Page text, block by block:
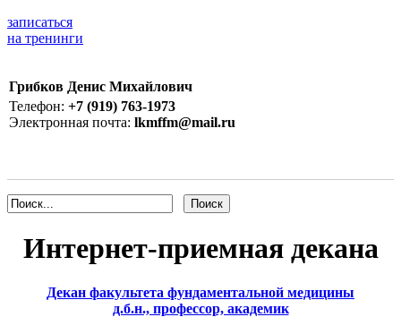
записаться
на тренинги
Грибков Денис Михайлович
Телефон: +7 (919) 763-1973
Электронная почта: lkmffm@mail.ru
Интернет-приемная декана
Декан факультета фундаментальной медицины
д.б.н., профессор, академик